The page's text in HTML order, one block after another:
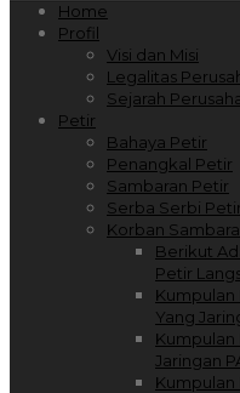
Home
Profil
Visi dan Misi
Legalitas
Sejarah
Petir
Bahaya Petir
Penangkal Petir
Sambaran Petir
Serba Serbi Petir
Korban
Berikut
Petir
Kumpulan
Yang
Kumpulan
Jaringan
Kumpulan